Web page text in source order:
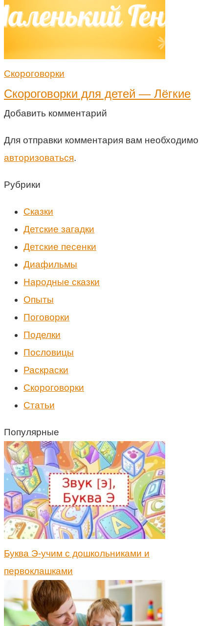
Скороговорки
Скороговорки для детей — Лёгкие
Добавить комментарий
Для отправки комментария вам необходимо
авторизоваться.
Рубрики
Cказки
Детские загадки
Детские песенки
Диафильмы
Народные сказки
Опыты
Поговорки
Поделки
Пословицы
Раскраски
Скороговорки
Статьи
Популярные
Буква Э-учим с дошкольниками и
первоклашками